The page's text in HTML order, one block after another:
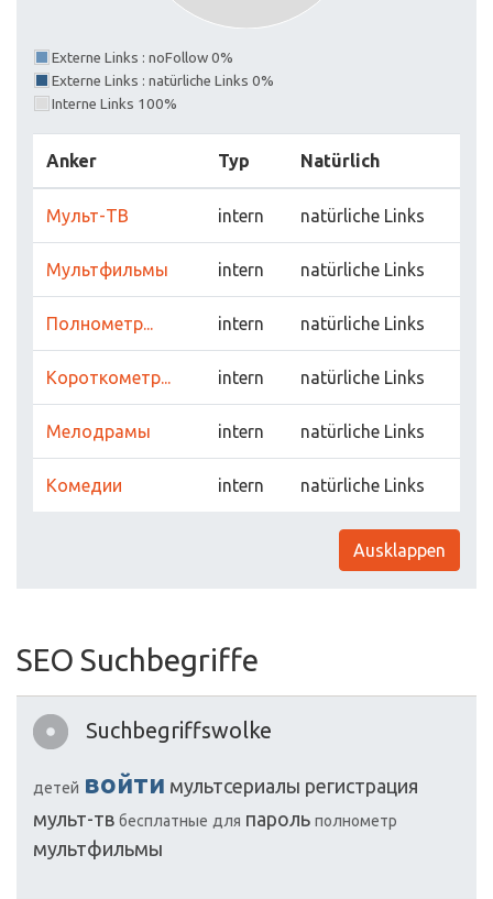
Externe Links : noFollow 0%
Externe Links : natürliche Links 0%
Interne Links 100%
Anker Typ Natürlich
Мульт-ТВ intern natürliche Links
Мультфильмы intern natürliche Links
Полнометр... intern natürliche Links
Короткометр... intern natürliche Links
Мелодрамы intern natürliche Links
Комедии intern natürliche Links
Ausklappen
SEO Suchbegriffe
Suchbegriffswolke
детей войти мультсериалы регистрация
мульт-тв бесплатные для пароль полнометр
мультфильмы